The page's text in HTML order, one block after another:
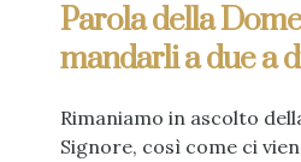
Parola della
mandarli a due a
Rimaniamo in ascolto
Signore, così come ci